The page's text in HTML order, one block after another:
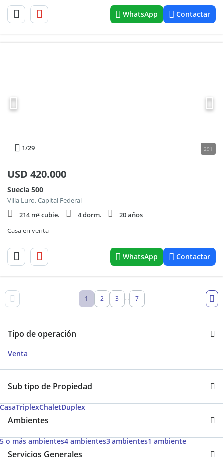
WhatsApp Contactar
1/29 291
USD 420.000
Suecia 500
Villa Luro, Capital Federal
214 m² cubie.
4 dorm.
20 años
Casa en venta
WhatsApp Contactar
1 2 3 ... 7
Tipo de operación
Venta
Sub tipo de Propiedad
CasaTriplexChaletDuplex
Ambientes
5 o más ambientes4 ambientes3 ambientes1 ambiente
Servicios Generales